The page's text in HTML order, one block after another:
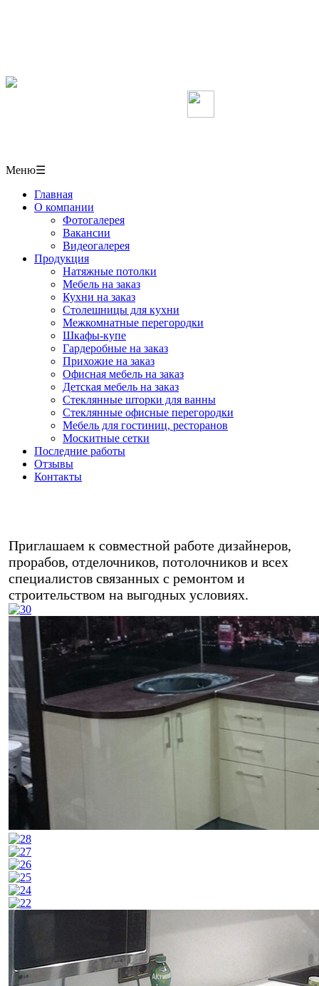
Меню☰
Главная
О компании
Фотогалерея
Вакансии
Видеогалерея
Продукция
Натяжные потолки
Мебель на заказ
Кухни на заказ
Столешницы для кухни
Межкомнатные перегородки
Шкафы-купе
Гардеробные на заказ
Прихожие на заказ
Офисная мебель на заказ
Детская мебель на заказ
Стеклянные шторки для ванны
Стеклянные офисные перегородки
Мебель для гостиниц, ресторанов
Москитные сетки
Последние работы
Отзывы
Контакты
Приглашаем к совместной работе дизайнеров,
прорабов, отделочников, потолочников и всех
специалистов связанных с ремонтом и
строительством на выгодных условиях.